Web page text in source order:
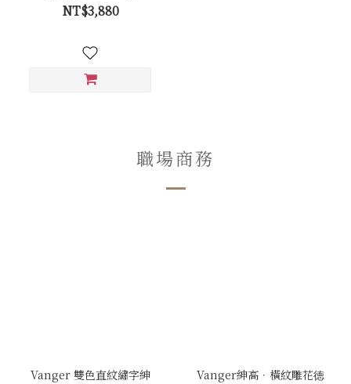
NT$3,880
職場商務
Vanger 雙色直紋繡字紳
Vanger紳高．橫紋雕花徳